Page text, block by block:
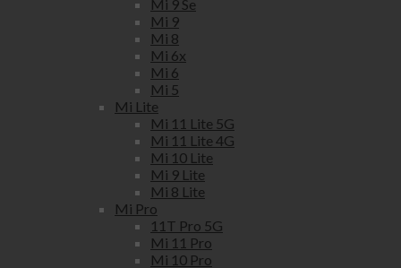
Mi 9 Se
Mi 9
Mi 8
Mi 6x
Mi 6
Mi 5
Mi Lite
Mi 11 Lite 5G
Mi 11 Lite 4G
Mi 10 Lite
Mi 9 Lite
Mi 8 Lite
Mi Pro
11T Pro 5G
Mi 11 Pro
Mi 10 Pro